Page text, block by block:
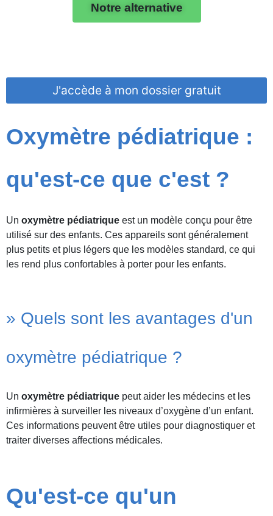
Notre alternative
J'accède à mon dossier gratuit
Oxymètre pédiatrique :
qu'est-ce que c'est ?
Un oxymètre pédiatrique est un modèle conçu pour être
utilisé sur des enfants. Ces appareils sont généralement
plus petits et plus légers que les modèles standard, ce qui
les rend plus confortables à porter pour les enfants.
» Quels sont les avantages d'un
oxymètre pédiatrique ?
Un oxymètre pédiatrique peut aider les médecins et les
infirmières à surveiller les niveaux d’oxygène d’un enfant.
Ces informations peuvent être utiles pour diagnostiquer et
traiter diverses affections médicales.
Qu'est-ce qu'un